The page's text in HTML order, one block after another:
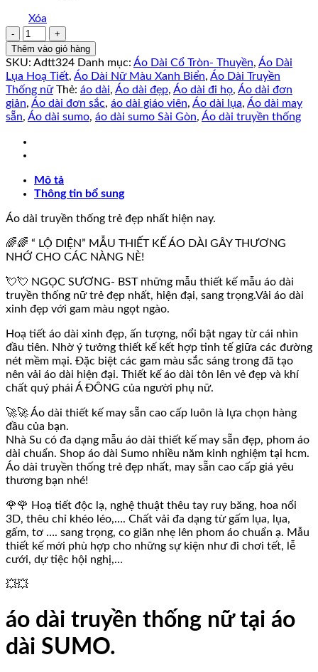
Xóa
Áo
dài
truyền
thống
TÔN
LỆ
kèm
số
lượng
Thêm vào giỏ hàng
SKU: Adtt324 Danh mục: Áo Dài Cổ Tròn- Thuyền, Áo Dài
Lụa Hoạ Tiết, Áo Dài Nữ Màu Xanh Biển, Áo Dài Truyền
Thống nữ Thẻ: áo dài, Áo dài đẹp, Áo dài đi họ, Áo dài đơn
giản, Áo dài đơn sắc, áo dài giáo viên, Áo dài lụa, Áo dài may
sẵn, Áo dài sumo, áo dài sumo Sài Gòn, Áo dài truyền thống
Mô tả
Thông tin bổ sung
Áo dài truyền thống trẻ đẹp nhất hiện nay.
🌈🌈 “ LỘ DIỆN” MẪU THIẾT KẾ ÁO DÀI GÂY THƯƠNG
NHỚ CHO CÁC NÀNG NÈ!
💘💘 NGỌC SƯƠNG- BST những mẫu thiết kế mẫu áo dài
truyền thống nữ trẻ đẹp nhất, hiện đại, sang trọng.Vải áo dài
xinh đẹp với gam màu ngọt ngào.
Hoạ tiết áo dài xinh đẹp, ấn tượng, nổi bật ngay từ cái nhìn
đầu tiên. Nhờ ý tưởng thiết kế kết hợp tinh tế giữa các đường
nét mềm mại. Đặc biệt các gam màu sắc sáng trong đã tạo
nên vải áo dài hiện đại. Thiết kế áo dài tôn lên vẻ đẹp và khí
chất quý phái Á ĐÔNG của người phụ nữ.
🚀🚀 Áo dài thiết kế may sẵn cao cấp luôn là lựa chọn hàng
đầu của bạn.
Nhà Su có đa dạng mẫu áo dài thiết kế may sẵn đẹp, phom áo
dài chuẩn. Shop áo dài Sumo nhiều năm kinh nghiệm tại hcm.
Áo dài truyền thống trẻ đẹp nhất, may sẵn cao cấp giá yêu
thương bạn nhé!
🌹🌹 Hoạ tiết độc lạ, nghệ thuật thêu tay ruy băng, hoa nổi
3D, thêu chỉ khéo léo,…. Chất vải đa dạng từ gấm lụa, lụa,
gấm, tơ …. sang trọng, co giãn nhẹ lên phom áo chuẩn ạ. Mẫu
thiết kế mới phù hợp cho những sự kiện như đi chơi tết, lễ
cưới, dự tiệc hội nghị,…
💥💥
áo dài truyền thống nữ tại áo
dài SUMO.